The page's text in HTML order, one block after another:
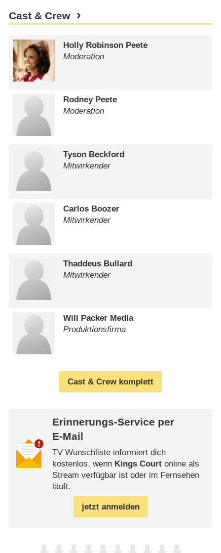
Cast & Crew
Holly Robinson Peete
Moderation
Rodney Peete
Moderation
Tyson Beckford
Mitwirkender
Carlos Boozer
Mitwirkender
Thaddeus Bullard
Mitwirkender
Will Packer Media
Produktionsfirma
Cast & Crew komplett
Erinnerungs-Service per
E-Mail
TV Wunschliste informiert dich
kostenlos, wenn Kings Courtonline als
Stream verfügbar ist oder im Fernsehen
läuft.
jetzt anmelden